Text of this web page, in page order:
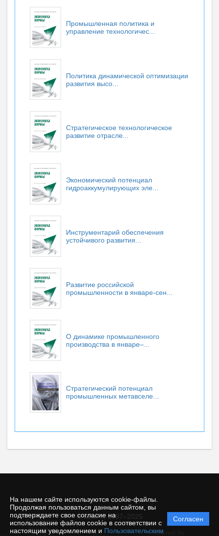
На нашем сайте используются cookie-файлы.
Продолжая пользоваться данным сайтом, вы
подтверждаете свое согласие на
использование файлов cookie в соответствии с
настоящим уведомлением и Пользовательским
Согласен
Промышленная политика и
управление технологичес...
Политика динамической оптимизации
развития высо...
Стратегическое технологическое
развитие отрасле...
Экономический потенциал
гидроаккумулирующих эле...
Инструментарий обеспечения
устойчивого развития...
Развитие российской
промышленности в январе-сен...
О динамике промышленного
производства в январе–...
Стратегический потенциал
промышленных метавселе...
© КемГУ, 1997–2025
Политика
защиты и
Powered by